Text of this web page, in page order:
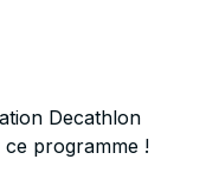
Decathlon
programme !